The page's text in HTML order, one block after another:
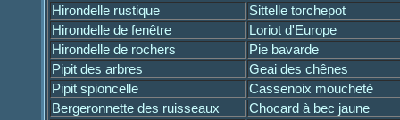
Hirondelle rustique
Sittelle torchepot
Hirondelle de fenêtre
Loriot d'Europe
Hirondelle de rochers
Pie bavarde
Pipit des arbres
Geai des chênes
Pipit spioncelle
Cassenoix moucheté
Bergeronnette des ruisseaux
Chocard à bec jaune